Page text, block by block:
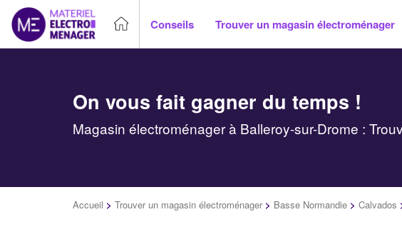
Conseils Trouver un magasin électroménager
On vous fait gagner du temps !
Magasin électroménager à Balleroy-sur-Drome :
Accueil > Trouver un magasin électroménager > Basse Normandie > Calvados